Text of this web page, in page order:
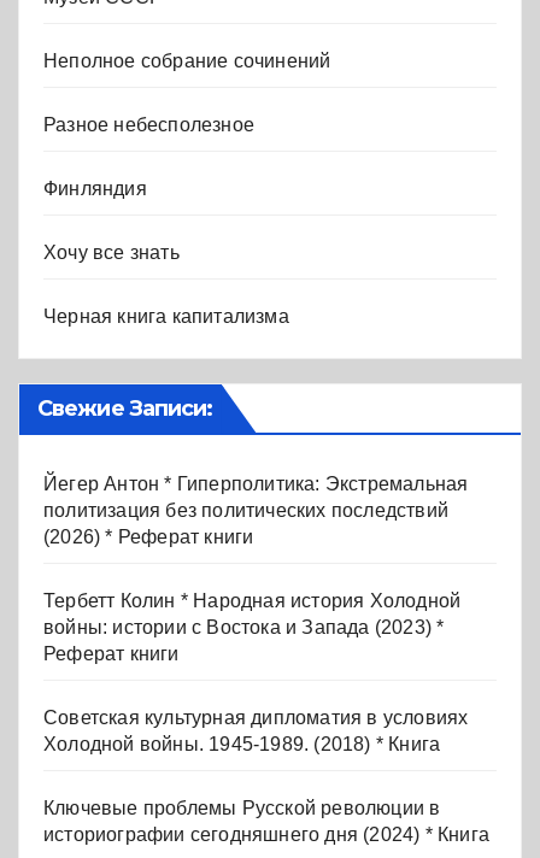
Неполное собрание сочинений
Разное небесполезное
Финляндия
Хочу все знать
Черная книга капитализма
Свежие Записи:
Йегер Антон * Гиперполитика: Экстремальная
политизация без политических последствий
(2026) * Реферат книги
Тербетт Колин * Народная история Холодной
войны: истории с Востока и Запада (2023) *
Реферат книги
Советская культурная дипломатия в условиях
Холодной войны. 1945-1989. (2018) * Книга
Ключевые проблемы Русской революции в
историографии сегодняшнего дня (2024) * Книга